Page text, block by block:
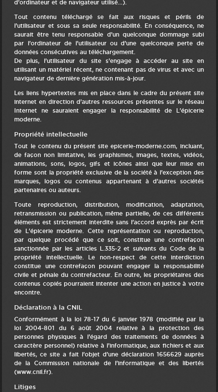
d’ordinateur et de navigateur utilisé…).
Tout contenu téléchargé se fait aux risques et périls de
l’utilisateur et sous sa seule responsabilité. En conséquence, ne
saurait être tenu responsable d’un quelconque dommage subi
par l’ordinateur de l’utilisateur ou d’une quelconque perte de
données consécutives au téléchargement.
De plus, l’utilisateur du site s’engage à accéder au site en
utilisant un matériel récent, ne contenant pas de virus et avec un
navigateur de dernière génération mis-à-jour.
Les liens hypertextes mis en place dans le cadre du présent site
internet en direction d’autres ressources présentes sur le réseau
Internet ne sauraient engager la responsabilité de L'épicerie
moderne.
Propriété intellectuelle
Tout le contenu du présent site epicerie-moderne.com, incluant,
de façon non limitative, les graphismes, images, textes, vidéos,
animations, sons, logos, gifs et icônes ainsi que leur mise en
forme sont la propriété exclusive de la société à l’exception des
marques, logos ou contenus appartenant à d’autres sociétés
partenaires ou auteurs.
Toute reproduction, distribution, modification, adaptation,
retransmission ou publication, même partielle, de ces différents
éléments est strictement interdite sans l’accord exprès par écrit
de L'épicerie moderne. Cette représentation ou reproduction,
par quelque procédé que ce soit, constitue une contrefaçon
sanctionnée par les articles L.335-2 et suivants du Code de la
propriété intellectuelle. Le non-respect de cette interdiction
constitue une contrefaçon pouvant engager la responsabilité
civile et pénale du contrefacteur. En outre, les propriétaires des
contenus copiés pourraient intenter une action en justice à votre
encontre.
Déclaration à la CNIL
Conformément à la loi 78-17 du 6 janvier 1978 (modifiée par la
loi 2004-801 du 6 août 2004 relative à la protection des
personnes physiques à l’égard des traitements de données à
caractère personnel) relative à l’informatique, aux fichiers et aux
libertés, ce site a fait l’objet d’une déclaration 1656629 auprès
de la Commission nationale de l’informatique et des libertés
(www.cnil.fr).
Litiges